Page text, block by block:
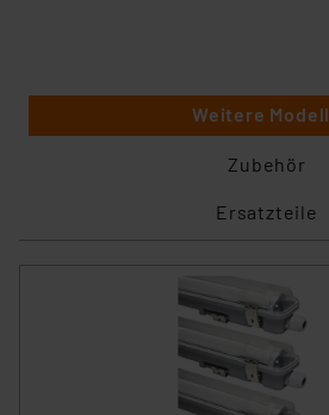
Weitere
Zubehör
Ersatzteile